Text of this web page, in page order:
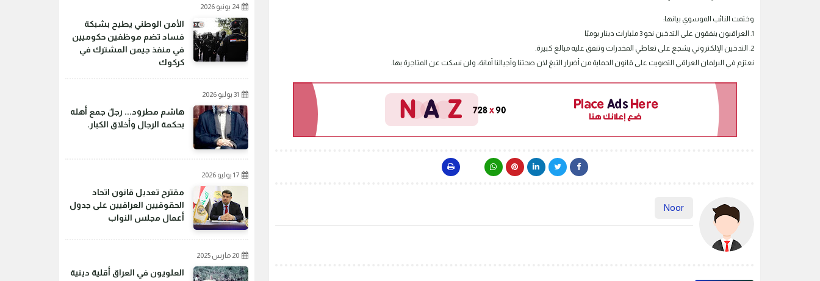
وختمت النائب الموسوي بيانها:
1. العراقيون ينفقون على التدخين نحو 3 مليارات دينار يوميًا
2. ⁠التدخين الإلكتروني يشجع على تعاطي المخدرات وتنفق عليه مبالغ كبيرة.
نعتزم في البرلمان العراقي التصويت على قانون الحماية من أضرار التبغ لان صحتنا وأجيالنا أمانة، ولن نسكت عن المتاجرة بها.
Noor
24 يونيو 2026
الأمن الوطني يطيح بشبكة
فساد تضم موظفين حكوميين
في منفذ جيمن المشترك في
كركوك
31 يوليو 2026
هاشم مطرود... رجلٌ جمع أهله
بحكمة الرجال وأخلاق الكبار.
17 يوليو 2026
مقترح تعديل قانون اتحاد
الحقوقيين العراقيين على جدول
أعمال مجلس النواب
20 مارس 2025
العلويون في العراق أقلية دينية